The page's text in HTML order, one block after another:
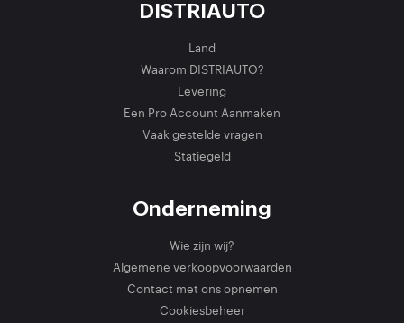
DISTRIAUTO
Land
Waarom DISTRIAUTO?
Levering
Een Pro Account Aanmaken
Vaak gestelde vragen
Statiegeld
Onderneming
Wie zijn wij?
Algemene verkoopvoorwaarden
Contact met ons opnemen
Cookiesbeheer